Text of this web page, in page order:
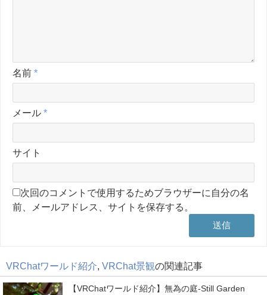
名前 *
メール *
サイト
次回のコメントで使用するためブラウザーに自分の名
前、メールアドレス、サイトを保存する。
VRChatワールド紹介 VRChat景観の関連記事
【VRChatワールド紹介】無為の庭-Still Garden